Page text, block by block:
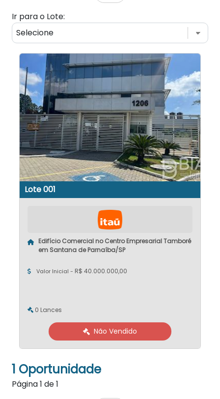
Ir para o Lote:
Lote 001
Edifício Comercial no Centro Empresarial Tamboré
em Santana de Parnaíba/SP
Valor Inicial - R$ 40.000.000,00
0 Lances
Não Vendido
1 Oportunidade
Página1 de1